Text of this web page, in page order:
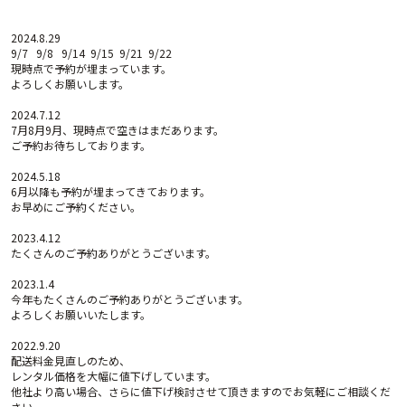
2024.8.29
9/7 9/8 9/14 9/15 9/21 9/22
現時点で予約が埋まっています。
よろしくお願いします。
2024.7.12
7月8月9月、現時点で空きはまだあります。
ご予約お待ちしております。
2024.5.18
6月以降も予約が埋まってきております。
お早めにご予約ください。
2023.4.12
たくさんのご予約ありがとうございます。
2023.1.4
今年もたくさんのご予約ありがとうございます。
よろしくお願いいたします。
2022.9.20
配送料金見直しのため、
レンタル価格を大幅に値下げしています。
他社より高い場合、さらに値下げ検討させて頂きますのでお気軽にご相談くだ